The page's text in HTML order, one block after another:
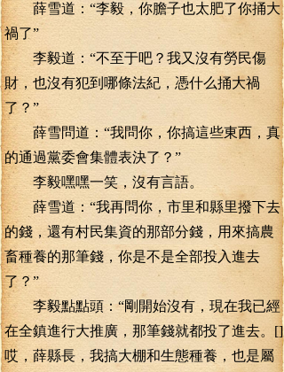
薛雪道：“李毅，你膽子也太肥了你捅大
禍了”
李毅道：“不至于吧？我又沒有勞民傷
財，也沒有犯到哪條法紀，憑什么捅大禍
了？”
薛雪問道：“我問你，你搞這些東西，真
的通過黨委會集體表決了？”
李毅嘿嘿一笑，沒有言語。
薛雪道：“我再問你，市里和縣里撥下去
的錢，還有村民集資的那部分錢，用來搞農
畜種養的那筆錢，你是不是全部投入進去
了？”
李毅點點頭：“剛開始沒有，現在我已經
在全鎮進行大推廣，那筆錢就都投了進去。[]
哎，薛縣長，我搞大棚和生態種養，也是屬